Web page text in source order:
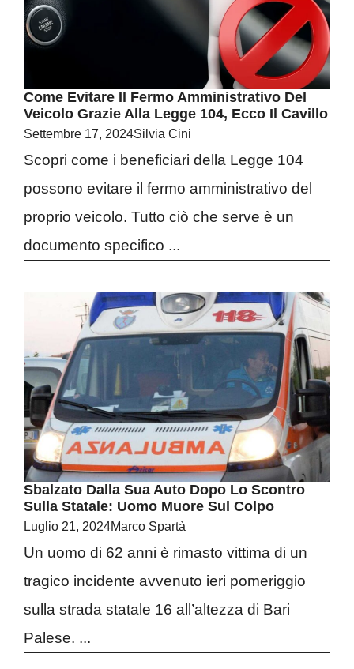
Come Evitare Il Fermo Amministrativo Del
Veicolo Grazie Alla Legge 104, Ecco Il Cavillo
Settembre 17, 2024Silvia Cini
Scopri come i beneficiari della Legge 104
possono evitare il fermo amministrativo del
proprio veicolo. Tutto ciò che serve è un
documento specifico ...
Sbalzato Dalla Sua Auto Dopo Lo Scontro
Sulla Statale: Uomo Muore Sul Colpo
Luglio 21, 2024Marco Spartà
Un uomo di 62 anni è rimasto vittima di un
tragico incidente avvenuto ieri pomeriggio
sulla strada statale 16 all’altezza di Bari
Palese. ...